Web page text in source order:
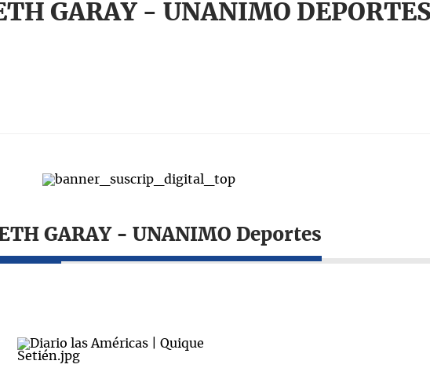
GARAY - UNANIMO
GARAY - UNANIMO Deportes